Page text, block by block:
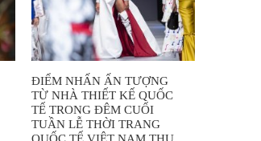
ĐIỂM NHẤN ẤN TƯỢNG
TỪ NHÀ THIẾT KẾ QUỐC
TẾ TRONG ĐÊM CUỐI
TUẦN LỄ THỜI TRANG